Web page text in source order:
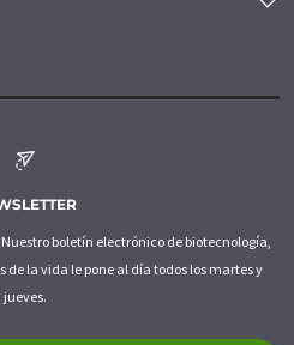
boletín electrónico de biotecnología,
la vida le pone al día todos los martes y
jueves.